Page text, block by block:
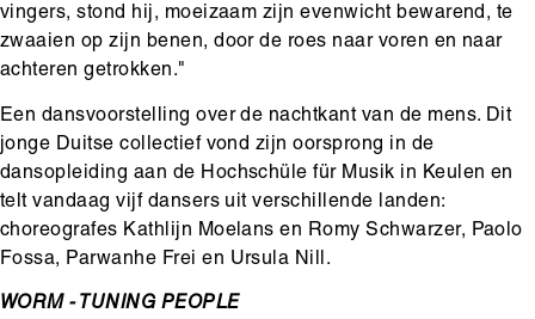
vingers, stond hij, moeizaam zijn evenwicht bewarend, te
zwaaien op zijn benen, door de roes naar voren en naar
achteren getrokken."
Een dansvoorstelling over de nachtkant van de mens. Dit
jonge Duitse collectief vond zijn oorsprong in de
dansopleiding aan de Hochschüle für Musik in Keulen en
telt vandaag vijf dansers uit verschillende landen:
choreografes Kathlijn Moelans en Romy Schwarzer, Paolo
Fossa, Parwanhe Frei en Ursula Nill.
WORM - TUNING PEOPLE